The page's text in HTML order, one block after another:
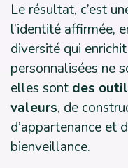
Le résultat, c’est
l’identité affirmée,
diversité qui
personnalisées ne
elles sont des
valeurs, de
d’appartenance et
bienveillance.